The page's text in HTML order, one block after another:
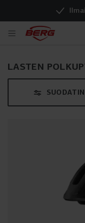
LASTEN
SUODATIN